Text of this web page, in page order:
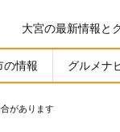
大宮の最新情報と
の情報 グルメナ
があります